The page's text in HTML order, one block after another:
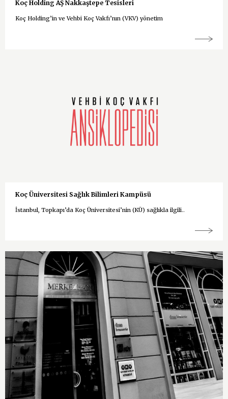
Koç Holding AŞ Nakkaştepe Tesisleri
Koç Holding’in ve Vehbi Koç Vakfı’nın (VKV) yönetim
Koç Üniversitesi Sağlık Bilimleri Kampüsü
İstanbul, Topkapı’da Koç Üniversitesi’nin (KÜ) sağlıkla ilgili..